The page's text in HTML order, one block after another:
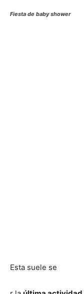
Fiesta de baby shower
Esta suele se